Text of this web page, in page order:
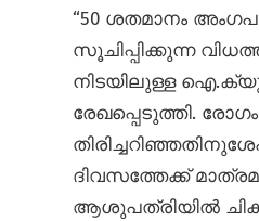
“50 ശതമാനം
സൂചിപ്പിക്കുന്ന
നിടയിലുള്ള ഐ.ക്യു
രേഖപ്പെടുത്തി. രോഗം
ദിവസത്തേക്ക്
ആശുപത്രിയിൽ